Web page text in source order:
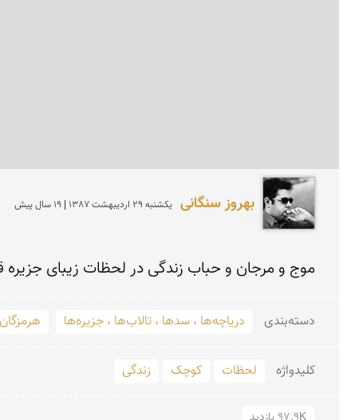
بهروز سنگانی يكشنبه 29 ارديبهشت 1387 | 19 سال پیش
موج و مرجان و حباب زندگی در لحظات زیبای
دسته‌بندی دریاچه‌ها ، سدها ، تالاب‌ها ، جزیره‌ها هرمزگان
کلید‌واژه لحظات کوچک زندگی